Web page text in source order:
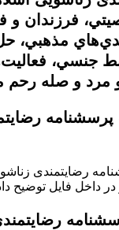
فرزندان و
مذهبي،
جنسي،
مرد و صله رحم
پرسشنامه
رضایتمندی
داخل فایل توضیح